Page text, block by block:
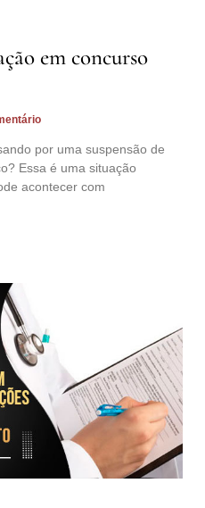
em concurso
por uma suspensão de
Essa é uma situação
acontecer com